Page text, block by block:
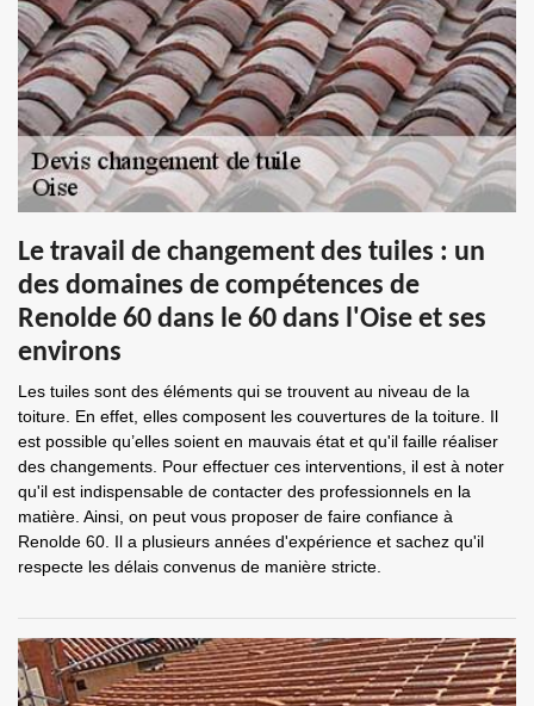
Le travail de changement des tuiles : un
des domaines de compétences de
Renolde 60 dans le 60 dans l'Oise et ses
environs
Les tuiles sont des éléments qui se trouvent au niveau de la
toiture. En effet, elles composent les couvertures de la toiture. Il
est possible qu’elles soient en mauvais état et qu'il faille réaliser
des changements. Pour effectuer ces interventions, il est à noter
qu'il est indispensable de contacter des professionnels en la
matière. Ainsi, on peut vous proposer de faire confiance à
Renolde 60. Il a plusieurs années d'expérience et sachez qu'il
respecte les délais convenus de manière stricte.